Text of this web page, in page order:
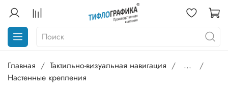
Главная Тактильно-визуальная навигация
...
Настенные крепления